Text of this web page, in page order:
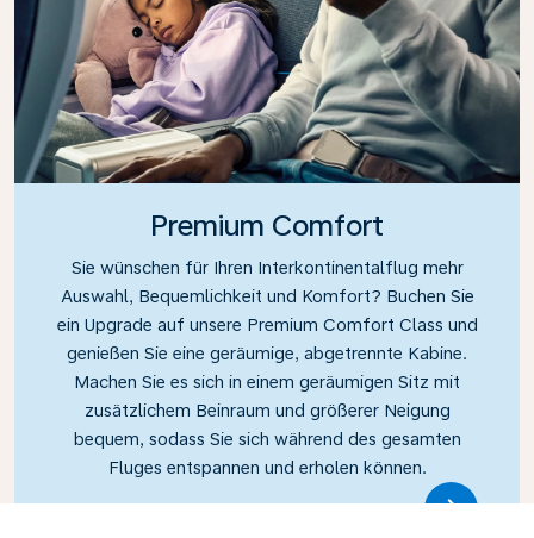
Premium Comfort
Sie wünschen für Ihren Interkontinentalflug mehr
Auswahl, Bequemlichkeit und Komfort? Buchen Sie
ein Upgrade auf unsere Premium Comfort Class und
genießen Sie eine geräumige, abgetrennte Kabine.
Machen Sie es sich in einem geräumigen Sitz mit
zusätzlichem Beinraum und größerer Neigung
bequem, sodass Sie sich während des gesamten
Fluges entspannen und erholen können.